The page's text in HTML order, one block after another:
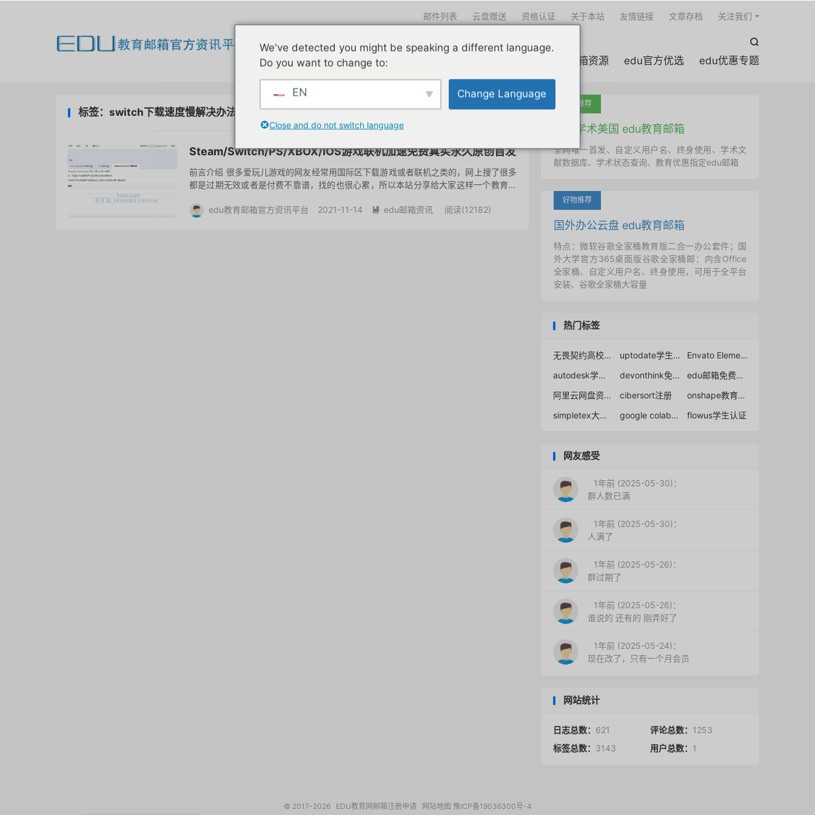
我们一直在努力

edu邮箱申请 edu邮箱资源 edu官方优选 edu优惠专题
邮件列表 云盘赠送 资格认证 关于本站 友情链接 文章存档 关注我们
共 1 篇文章
标签：switch下载速度慢解决办法
Steam/Switch/PS/XBOX/IOS游戏联机加速免费真实永久原创首发
前言介绍 很多爱玩儿游戏的网友经常用国际区下载游戏或者联机之类的，网上搜了很多
都是过期无效或者是付费不靠谱，找的也很心累，所以本站分享给大家这样一个教育邮
用...
edu教育邮箱官方资讯平台 2021-11-14  edu邮箱资讯 阅读(12182)
吐血推荐
国外学术美国 edu教育邮箱
全网唯一首发、自定义用户名、终身使用、学术文
献数据库、学术状态查询、教育优惠指定edu邮箱
好物推荐
国外办公云盘 edu教育邮箱
特点：微软谷歌全家桶教育版二合一办公套件；国
外大学官方365桌面版谷歌全家桶邮：内含Office
全家桶、自定义用户名、终身使用，可用于全平台
安装、谷歌全家桶大容量
热门标签
无畏契约高校认证网址 uptodate学生邮箱
Envato Elements免破解优惠
autodesk学生认证
devonthink免破解正版获取教育折扣
edu邮箱免费注册manus
阿里云网盘资源免费分享论坛
cibersort注册
onshape教育计划
simpletex大学生免费
google colab免费 flowus学生认证
网友感受
1年前 (2025-05-30)：
群人数已满
1年前 (2025-05-30)：
人满了
1年前 (2025-05-26)：
群过期了
1年前 (2025-05-26)：
谁说的 还有的 刚弄好了
1年前 (2025-05-24)：
现在改了，只有一个月会员
网站统计
日志总数： 621 评论总数： 1253
标签总数： 3143 用户总数： 1
© 2017-2026 EDU教育网邮箱注册申请 网站地图 豫ICP备19036300号-4
We've detected you might be speaking a different language.
Do you want to change to:
EN Change Language
Close and do not switch language